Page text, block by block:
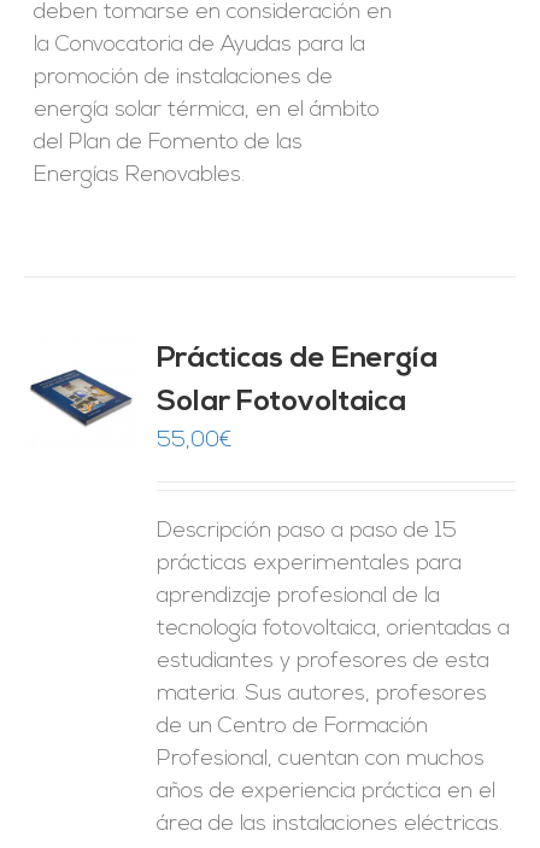
deben tomarse en consideración en
la Convocatoria de Ayudas para la
promoción de instalaciones de
energía solar térmica, en el ámbito
del Plan de Fomento de las
Energías Renovables.
Prácticas de Energía
Solar Fotovoltaica
55,00€
Descripción paso a paso de 15
prácticas experimentales para
aprendizaje profesional de la
tecnología fotovoltaica, orientadas a
estudiantes y profesores de esta
materia. Sus autores, profesores
de un Centro de Formación
Profesional, cuentan con muchos
años de experiencia práctica en el
área de las instalaciones eléctricas.